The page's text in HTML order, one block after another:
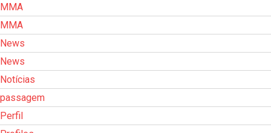
MMA
MMA
News
News
Notícias
passagem
Perfil